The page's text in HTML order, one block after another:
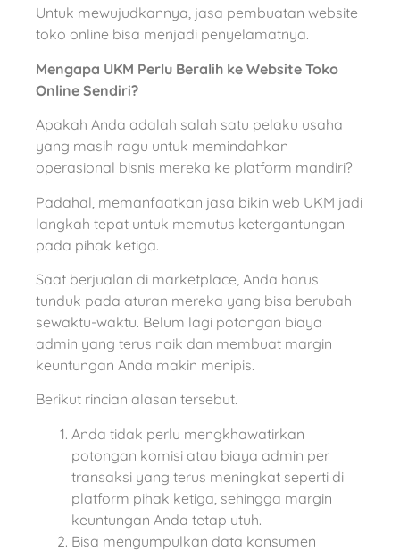
Untuk mewujudkannya, jasa pembuatan website
toko online bisa menjadi penyelamatnya.
Mengapa UKM Perlu Beralih ke Website Toko
Online Sendiri?
Apakah Anda adalah salah satu pelaku usaha
yang masih ragu untuk memindahkan
operasional bisnis mereka ke platform mandiri?
Padahal, memanfaatkan jasa bikin web UKM jadi
langkah tepat untuk memutus ketergantungan
pada pihak ketiga.
Saat berjualan di marketplace, Anda harus
tunduk pada aturan mereka yang bisa berubah
sewaktu-waktu. Belum lagi potongan biaya
admin yang terus naik dan membuat margin
keuntungan Anda makin menipis.
Berikut rincian alasan tersebut.
Anda tidak perlu mengkhawatirkan
potongan komisi atau biaya admin per
transaksi yang terus meningkat seperti di
platform pihak ketiga, sehingga margin
keuntungan Anda tetap utuh.
Bisa mengumpulkan data konsumen